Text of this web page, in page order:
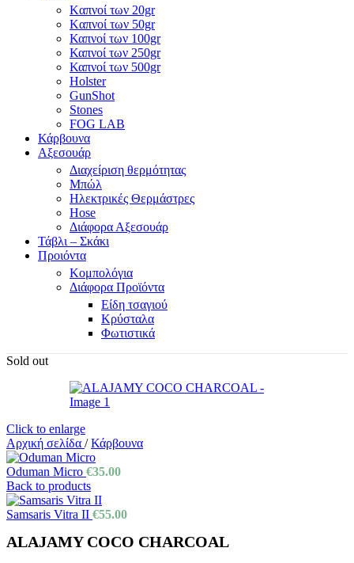
Kαπνοί των 20gr
Kαπνοί των 50gr
Καπνοί των 100gr
Καπνοί των 250gr
Καπνοί των 500gr
Holster
GunShot
Stones
FOG LAB
Κάρβουνα
Αξεσουάρ
Διαχείριση θερμότητας
Μπώλ
Ηλεκτρικές Θερμάστρες
Hose
Διάφορα Αξεσουάρ
Τάβλι – Σκάκι
Προιόντα
Κομπολόγια
Διάφορα Προϊόντα
Είδη τσαγιού
Κρύσταλα
Φωτιστικά
Sold out
Click to enlarge
Αρχική σελίδα / Κάρβουνα
Oduman Micro €35.00
Back to products
Samsaris Vitra II €55.00
ALAJAMY COCO CHARCOAL